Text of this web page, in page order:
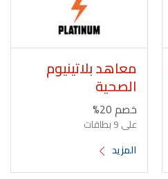
معاهد بلاتينيوم
الصحية
خصم 20%
على 9 بطاقات
المزيد